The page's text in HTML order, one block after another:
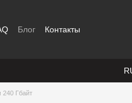
Блог Контакты
240 Гбайт